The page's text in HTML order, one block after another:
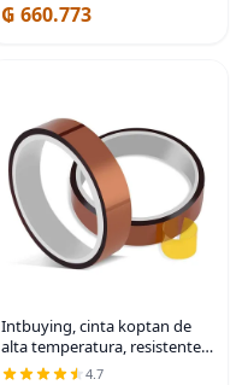
₲ 660.773
Intbuying, cinta koptan de
alta temperatura, resistente
al calor, cinta de sublimación,
4.7